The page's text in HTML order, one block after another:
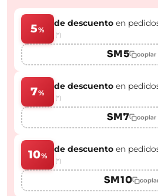
5%
de descuento en
(*)
SM5 copiar
7%
de descuento en
(*)
SM7 copiar
10%
de descuento en
(*)
SM10